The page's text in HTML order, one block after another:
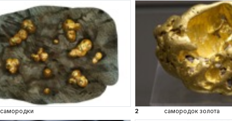
самородки 2 самородок золота